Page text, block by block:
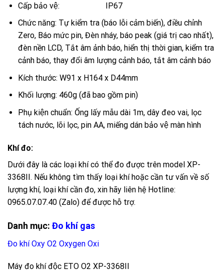
Cấp bảo vệ: IP67
Chức năng: Tự kiểm tra (báo lỗi cảm biến), điều chỉnh
Zero, Báo mức pin, Đèn nháy, báo peak (giá trị cao nhất),
đèn nền LCD, Tắt âm ảnh báo, hiển thị thời gian, kiểm tra
cảnh báo, thay đổi âm lượng cảnh báo, tắt âm cảnh báo
Kích thước: W91 x H164 x D44mm
Khối lượng: 460g (đã bao gồm pin)
Phụ kiện chuẩn: Ống lấy mẫu dài 1m, dây đeo vai, lọc
tách nước, lõi lọc, pin AA, miếng dán bảo vệ màn hình
Khí đo:
Dưới đây là các loại khí có thể đo được trên model XP-
3368II. Nếu không tìm thấy loại khí hoặc cần tư vấn về số
lượng khí, loại khí cần đo, xin hãy liên hệ Hotline:
0965.07.07.40 (Zalo) để được hỗ trợ.
Danh mục: Đo khí gas
Đo khí Oxy O2 Oxygen Oxi
Máy đo khí độc ETO O2 XP-3368II